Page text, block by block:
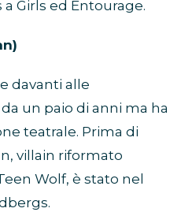
Girls ed Entourage.
davanti alle
un paio di anni ma ha
teatrale. Prima di
villain riformato
Wolf, è stato nel